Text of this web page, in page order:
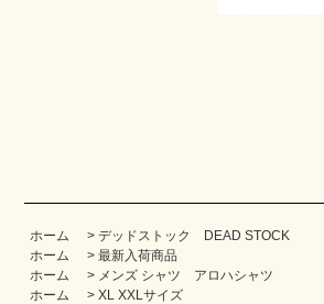
ホーム > デッドストック DEAD STOCK
ホーム
> 最新入荷商品
ホーム
> メンズ シャツ アロハシャツ
ホーム
> XL XXLサイズ